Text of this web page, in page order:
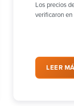
Los precios
verificaron
LEER